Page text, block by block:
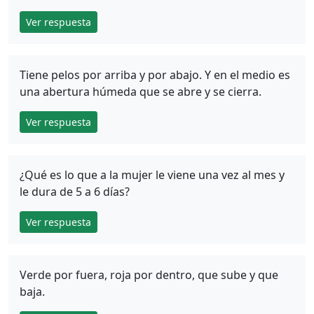
Ver respuesta
Tiene pelos por arriba y por abajo. Y en el medio es
una abertura húmeda que se abre y se cierra.
Ver respuesta
¿Qué es lo que a la mujer le viene una vez al mes y
le dura de 5 a 6 días?
Ver respuesta
Verde por fuera, roja por dentro, que sube y que
baja.